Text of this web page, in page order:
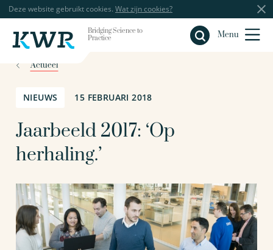
Deze website gebruikt cookies. Wat zijn cookies?
Bridging Science to
Practice
Menu
Sluiten
Actueel
NIEUWS 15 FEBRUARI 2018
Jaarbeeld 2017: ‘Op
herhaling.’